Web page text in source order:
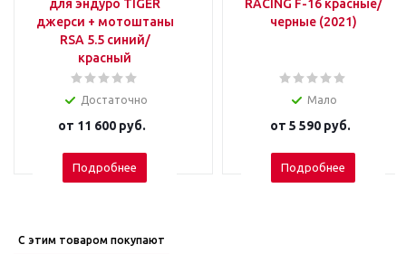
для эндуро TIGER
джерси + мотоштаны
RSA 5.5 синий/
красный
Достаточно
от 11 600 руб.
Подробнее
RACING F-16 красные/
черные (2021)
Мало
от 5 590 руб.
Подробнее
С этим товаром покупают